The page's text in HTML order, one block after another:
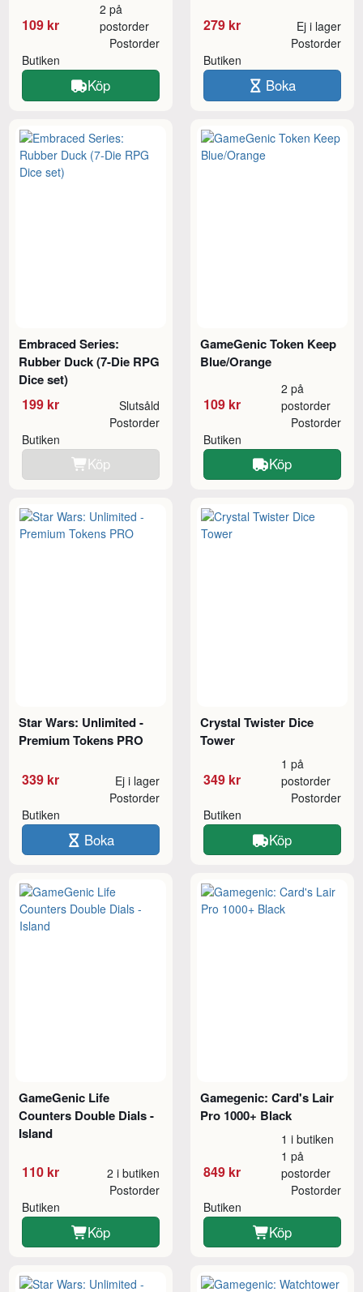
109 kr
2 på
postorder
Butiken
Postorder
Köp
279 kr Ej i lager
Butiken
Postorder
Boka
Embraced Series:
Rubber Duck (7-Die RPG
Dice set)
199 kr Slutsåld
Butiken
Postorder
Köp
GameGenic Token Keep
Blue/Orange
109 kr
2 på
postorder
Butiken
Postorder
Köp
Star Wars: Unlimited -
Premium Tokens PRO
339 kr Ej i lager
Butiken
Postorder
Boka
Crystal Twister Dice
Tower
349 kr
1 på
postorder
Butiken
Postorder
Köp
GameGenic Life
Counters Double Dials -
Island
110 kr 2 i butiken
Butiken
Postorder
Köp
Gamegenic: Card's Lair
Pro 1000+ Black
849 kr
1 i butiken
1 på
postorder
Butiken
Postorder
Köp